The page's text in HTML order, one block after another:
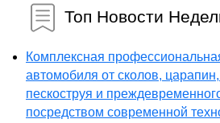
Топ Новости
Комплексная
автомобиля от сколов,
пескоструя и
посредством современной